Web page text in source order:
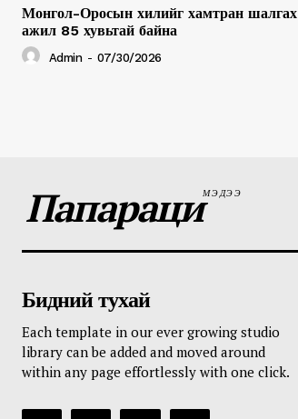
Монгол-Оросын хилийг хамтран шалгах
ажил 85 хувьтай байна
Admin - 07/30/2026
ПапарациМЭДЭЭ
Бидний тухай
Each template in our ever growing studio
library can be added and moved around
within any page effortlessly with one click.